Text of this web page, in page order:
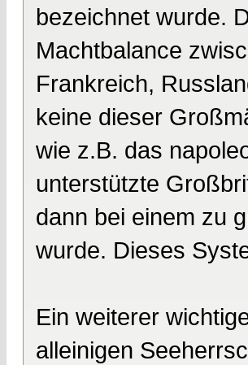
bezeichnet wurde.
Machtbalance
Frankreich,
keine dieser
wie z.B. das
unterstützte
dann bei einem zu
wurde. Dieses
Ein weiterer
alleinigen